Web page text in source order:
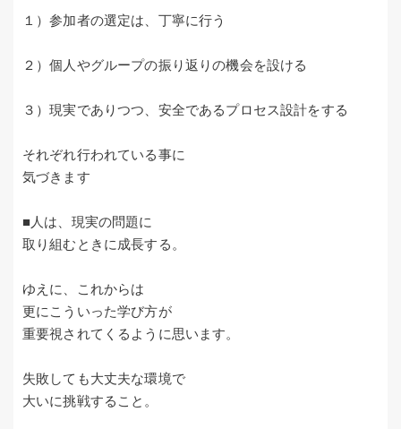
１）参加者の選定は、丁寧に行う
２）個人やグループの振り返りの機会を設ける
３）現実でありつつ、安全であるプロセス設計をする
それぞれ行われている事に
気づきます
■人は、現実の問題に
取り組むときに成長する。
ゆえに、これからは
更にこういった学び方が
重要視されてくるように思います。
失敗しても大丈夫な環境で
大いに挑戦すること。